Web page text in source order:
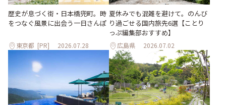
歴史が息づく街・日本橋兜町。時
をつなぐ風景に出会う一日さんぽ
東京都 [PR] 2026.07.28
夏休みでも混雑を避けて。のんび
り過ごせる国内旅先6選【ことり
っぷ編集部おすすめ】
広島県 2026.07.02